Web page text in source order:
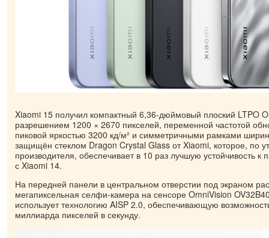
Xiaomi 15 получил компактный 6,36-дюймовый плоский LTPO
разрешением 1200 × 2670 пикселей, переменной частотой
пиковой яркостью 3200 кд/м² и симметричными рамками
защищён стеклом Dragon Crystal Glass от Xiaomi, которое, по
производителя, обеспечивает в 10 раз лучшую устойчивость
с Xiaomi 14.
На передней панели в центральном отверстии под экраном
мегапиксельная селфи-камера на сенсоре OmniVision
использует технологию AISP 2.0, обеспечивающую
миллиарда пикселей в секунду.